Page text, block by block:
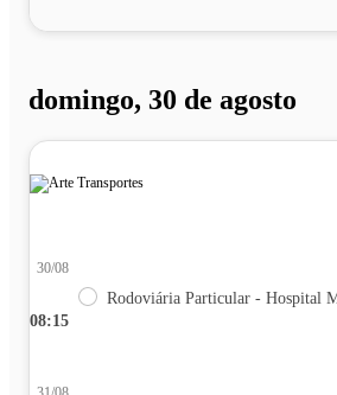
domingo, 30 de agosto
08:15
30/08
Rodoviária Particular - Hospital